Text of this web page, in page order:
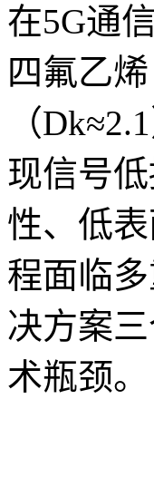
在5G通
四氟乙
（
现信号
性、低
程面临
决方案
术瓶颈。